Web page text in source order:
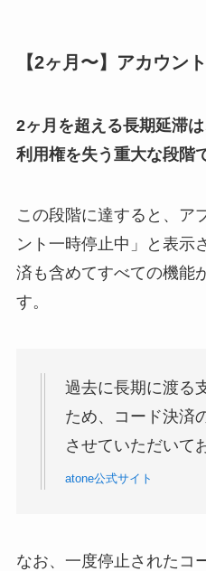
【2ヶ月〜】アカウン
2ヶ月を超える長期延滞
利用権を失う重大な段階
この段階に達すると、ア
ント一時停止中」と表示
済も含めてすべての機能
す。
過去に長期に渡る
ため、コード決済
させていただいて
atone公式サイト
なお、一度停止されたコ